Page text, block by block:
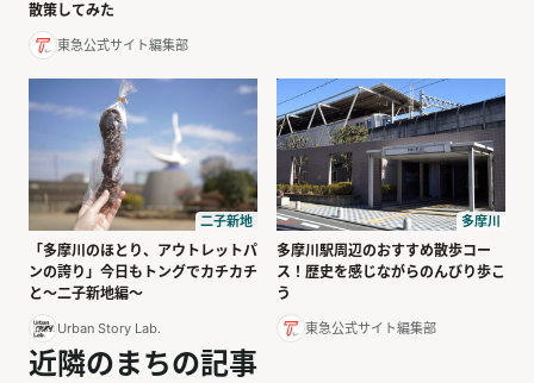
散策してみた
東急公式サイト編集部
二子新地
「多摩川のほとり、アウトレットパ
ンの誇り」今日もトングでカチカチ
と〜二子新地編〜
Urban Story Lab.
多摩川
多摩川駅周辺のおすすめ散歩コー
ス！歴史を感じながらのんびり歩こ
う
東急公式サイト編集部
近隣のまちの記事